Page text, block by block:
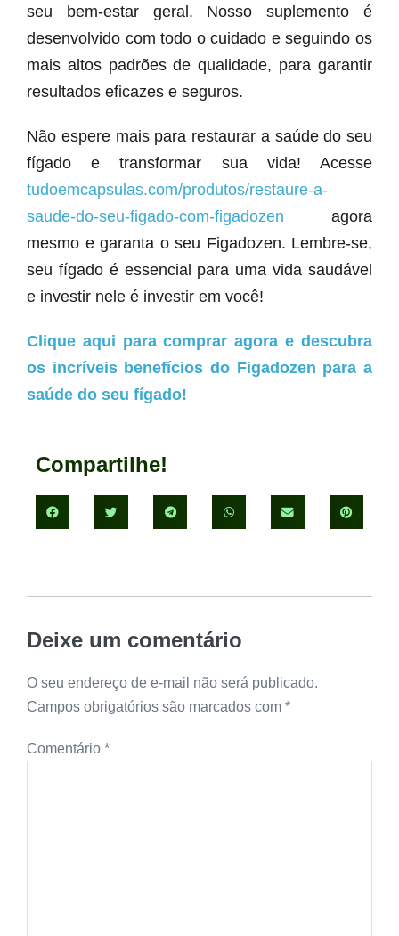
seu bem-estar geral. Nosso suplemento é
desenvolvido com todo o cuidado e seguindo os
mais altos padrões de qualidade, para garantir
resultados eficazes e seguros.
Não espere mais para restaurar a saúde do seu
fígado e transformar sua vida! Acesse
tudoemcapsulas.com/produtos/restaure-a-
saude-do-seu-figado-com-figadozen agora
mesmo e garanta o seu Figadozen. Lembre-se,
seu fígado é essencial para uma vida saudável
e investir nele é investir em você!
Clique aqui para comprar agora e descubra
os incríveis benefícios do Figadozen para a
saúde do seu fígado!
Compartilhe!
Deixe um comentário
O seu endereço de e-mail não será publicado.
Campos obrigatórios são marcados com *
Comentário *